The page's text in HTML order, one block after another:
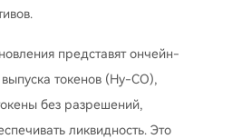
представят ончейн-
токенов (Hy-CO),
без разрешений,
ликвидность. Это